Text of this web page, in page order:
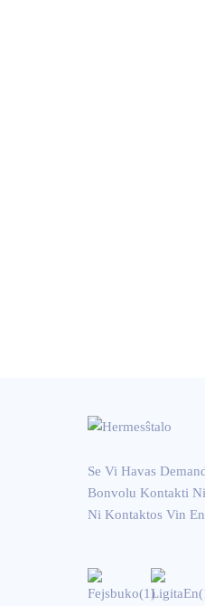
Se Vi Havas
Bonvolu Kontakti
Ni Kontaktos Vin